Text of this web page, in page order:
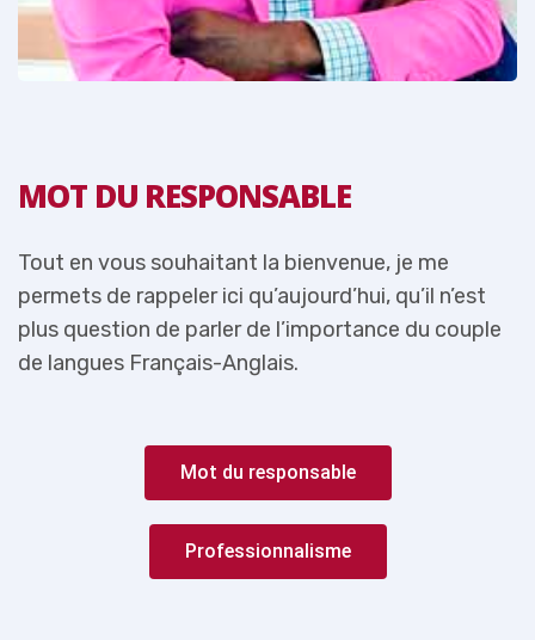
MOT DU RESPONSABLE
Tout en vous souhaitant la bienvenue, je me
permets de rappeler ici qu’aujourd’hui, qu’il n’est
plus question de parler de l’importance du couple
de langues Français-Anglais.
Mot du responsable
Professionnalisme